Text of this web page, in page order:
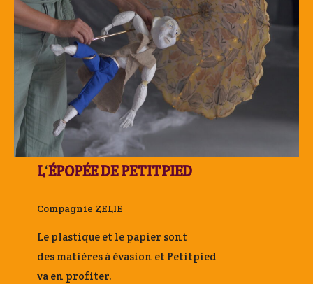
L‘ÉPOPÉE DE PETITPIED
Compagnie ZELIE
Le plastique et le papier sont
des matières à évasion et Petitpied
va en profiter.